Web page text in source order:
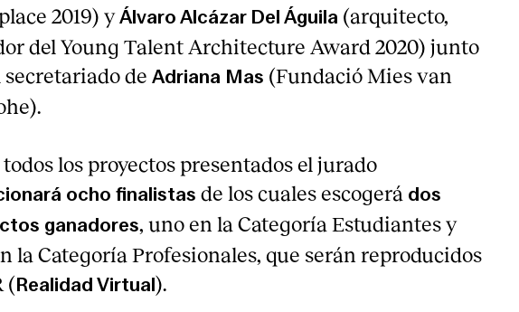
2019) yÁlvaro Alcázar Del Águila (arquitecto,
del Young Talent Architecture Award 2020) junto
secretariado de Adriana Mas (Fundació Mies van
los proyectos presentados el jurado
ocho finalistas de los cuales escogerá dos
ganadores, uno en la Categoría Estudiantes y
la Categoría Profesionales, que serán reproducidos
( Realidad Virtual ).